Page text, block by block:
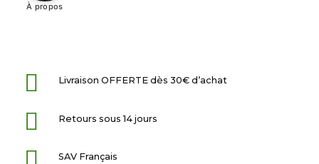
À propos
Livraison OFFERTE dès 30€ d’achat
Retours sous 14 jours
SAV Français